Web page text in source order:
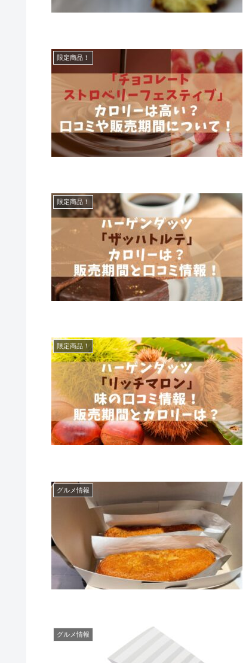
限定商品！
限定商品！
限定商品！
グルメ情報
グルメ情報